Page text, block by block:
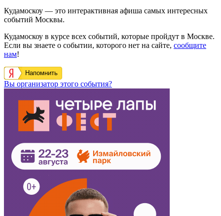
Кудамоскоу — это интерактивная афиша самых интересных
событий Москвы.
Кудамоскоу в курсе всех событий, которые пройдут в Москве.
Если вы знаете о событии, которого нет на сайте, сообщите
нам!
Напомнить
Вы организатор этого события?